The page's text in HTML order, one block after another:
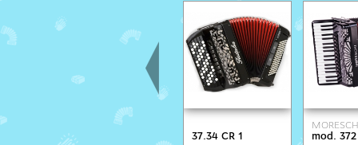
37.34 CR 1
MORESCHI
mod. 372